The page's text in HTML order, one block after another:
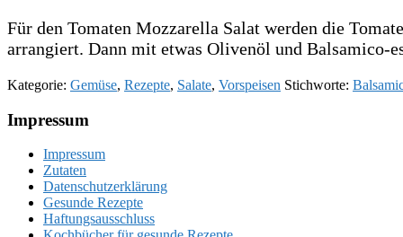
Für den Tomaten Mozzarella Salat werden die
arrangiert. Dann mit etwas Olivenöl und Balsamico-
Kategorie: Gemüse, Rezepte, Salate, Vorspeisen Stichworte:
Footer
Impressum
Impressum
Zutaten
Datenschutzerklärung
Gesunde Rezepte
Haftungsausschluss